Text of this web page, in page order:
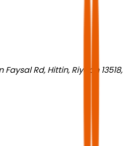
Rd, Hittin, Riyadh 13518,